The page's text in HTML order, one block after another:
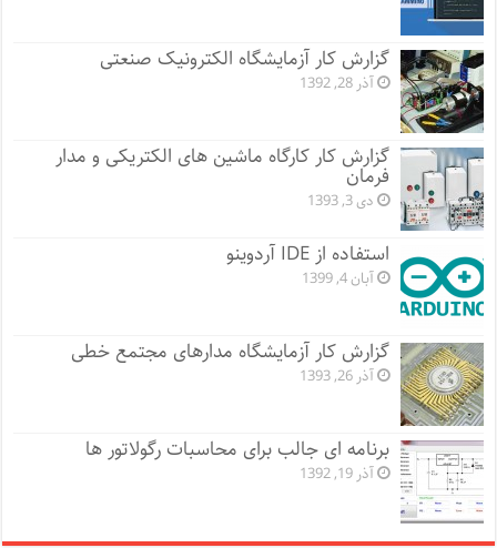
گزارش کار آزمایشگاه الکترونیک صنعتی
آذر 28, 1392
گزارش کار کارگاه ماشین های الکتریکی و مدار
فرمان
دی 3, 1393
استفاده از IDE آردوینو
آبان 4, 1399
گزارش کار آزمایشگاه مدارهای مجتمع خطی
آذر 26, 1393
برنامه ای جالب برای محاسبات رگولاتور ها
آذر 19, 1392